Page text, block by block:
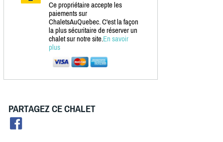
Ce propriétaire accepte les
paiements sur
ChaletsAuQuebec. C'est la façon
la plus sécuritaire de réserver un
chalet sur notre site.En savoir
plus
PARTAGEZ CE CHALET